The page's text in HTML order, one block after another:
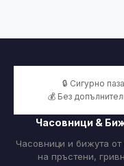
🔒 Сигурно
💰 Без
Часовници &
Часовници и бижута
на пръстени,